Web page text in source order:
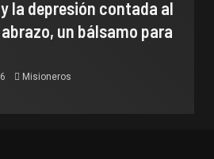
la depresión contada al
un bálsamo para
Misioneros